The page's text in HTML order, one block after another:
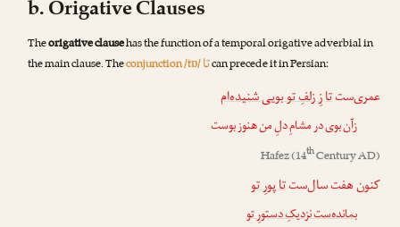
b. Origative Clauses
Theorigative clausehas the function of a temporal origative adverbial in
the main clause. Theconjunction /tɒ/تاcan precede it in Persian:
عمری‌ستتازِ زلفِ تو بویی شنیده‌ام
زآن بوی در مشامِ دلِ من هنوز بوست
Hafez(14thCentury AD)
کنون هفت سال‌ستتاپورِ تو
بمانده‌ست نزدیکِ دستورِ تو